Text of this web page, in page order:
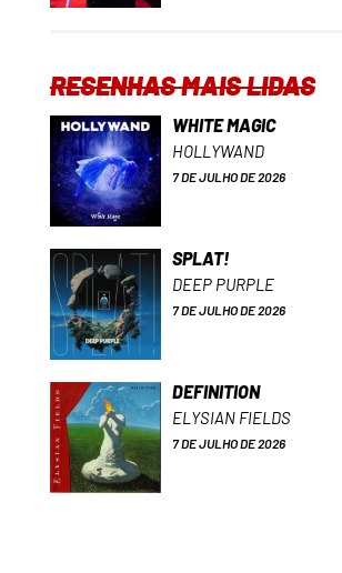
RESENHAS MAIS LIDAS
WHITE MAGIC
HOLLYWAND
7 DE JULHO DE 2026
SPLAT!
DEEP PURPLE
7 DE JULHO DE 2026
DEFINITION
ELYSIAN FIELDS
7 DE JULHO DE 2026